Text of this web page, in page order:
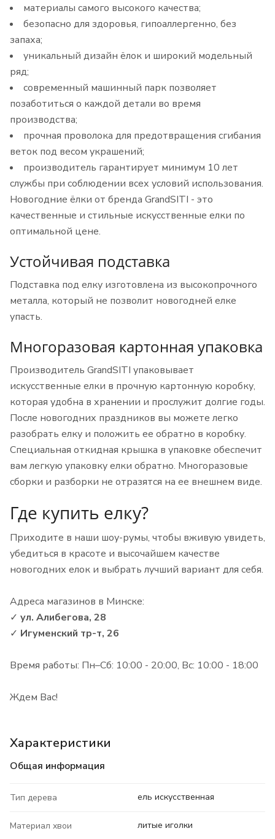
материалы самого высокого качества;
безопасно для здоровья, гипоаллергенно, без
запаха;
уникальный дизайн ёлок и широкий модельный
ряд;
современный машинный парк позволяет
позаботиться о каждой детали во время
производства;
прочная проволока для предотвращения сгибания
веток под весом украшений;
производитель гарантирует минимум 10 лет
службы при соблюдении всех условий использования.
Новогодние ёлки от бренда GrandSITI - это
качественные и стильные искусственные елки по
оптимальной цене.
Устойчивая подставка
Подставка под елку изготовлена ​​из высокопрочного
металла, который не позволит новогодней елке
упасть.
Многоразовая картонная упаковка
Производитель GrandSITI упаковывает
искусственные елки в прочную картонную коробку,
которая удобна в хранении и прослужит долгие годы.
После новогодних праздников вы можете легко
разобрать елку и положить ее обратно в коробку.
Специальная откидная крышка в упаковке обеспечит
вам легкую упаковку елки обратно. Многоразовые
сборки и разборки не отразятся на ее внешнем виде.
Где купить елку?
Приходите в наши шоу-румы, чтобы вживую увидеть,
убедиться в красоте и высочайшем качестве
новогодних елок и выбрать лучший вариант для себя.
Адреса магазинов в Минске:
✓ ул. Алибегова, 28
✓ Игуменский тр-т, 26
Время работы: Пн–Сб: 10:00 - 20:00, Вс: 10:00 - 18:00
Ждем Вас!
Характеристики
Общая информация
Тип дерева ель искусственная
Материал хвои литые иголки